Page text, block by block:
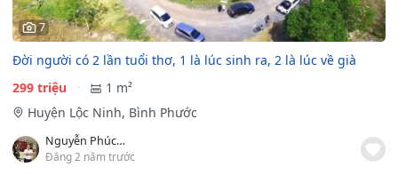
7
Đời người có 2 lần tuổi thơ, 1 là lúc sinh ra, 2 là lúc về già
299 triệu
1 m²
Huyện Lộc Ninh, Bình Phước
Nguyễn Phúc Nam
Đăng 2 năm trước